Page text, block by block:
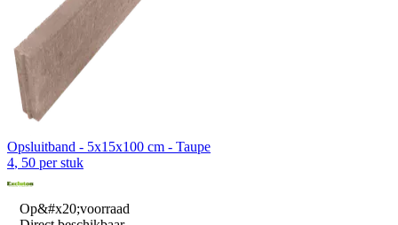
Opsluitband - 5x15x100 cm - Taupe
4, 50 per stuk
Op&#x20;voorraad